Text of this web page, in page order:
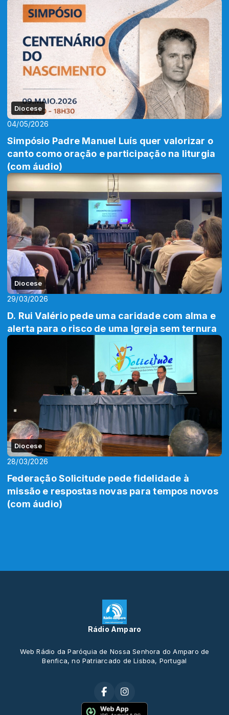
Diocese
04/05/2026
Simpósio Padre Manuel Luís quer valorizar o
canto como oração e participação na liturgia
(com áudio)
Diocese
29/03/2026
D. Rui Valério pede uma caridade com alma e
alerta para o risco de uma Igreja sem ternura
Diocese
28/03/2026
Federação Solicitude pede fidelidade à
missão e respostas novas para tempos novos
(com áudio)
Rádio Amparo
Web Rádio da Paróquia de Nossa Senhora do Amparo de
Benfica, no Patriarcado de Lisboa, Portugal